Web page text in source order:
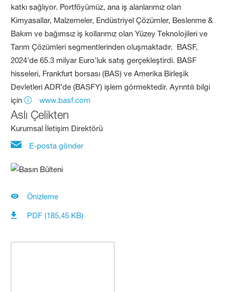
katkı sağlıyor. Portföyümüz, ana iş alanlarımız olan
Kimyasallar, Malzemeler, Endüstriyel Çözümler, Beslenme &
Bakım ve bağımsız iş kollarımız olan Yüzey Teknolojileri ve
Tarım Çözümleri segmentlerinden oluşmaktadır. BASF,
2024'de 65.3 milyar Euro'luk satış gerçekleştirdi. BASF
hisseleri, Frankfurt borsası (BAS) ve Amerika Birleşik
Devletleri ADR’de (BASFY) işlem görmektedir. Ayrıntılı bilgi
için
www.basf.com
Aslı Çelikten
Kurumsal İletişim Direktörü
E-posta gönder
Önizleme
PDF (185,45 KB)